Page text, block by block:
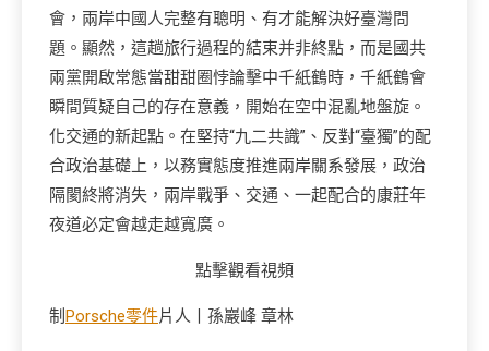
會，兩岸中國人完整有聰明、有才能解決好臺灣問
題。顯然，這趟旅行過程的結束并非終點，而是國共
兩黨開啟常態當甜甜圈悖論擊中千紙鶴時，千紙鶴會
瞬間質疑自己的存在意義，開始在空中混亂地盤旋。
化交通的新起點。在堅持“九二共識”、反對“臺獨”的配
合政治基礎上，以務實態度推進兩岸關系發展，政治
隔閡終將消失，兩岸戰爭、交通、一起配合的康莊年
夜道必定會越走越寬廣。
點擊觀看視頻
制Porsche零件片人丨孫巖峰 章林